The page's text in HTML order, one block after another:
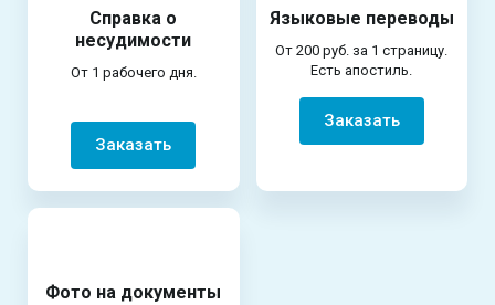
Справка о
несудимости
От 1 рабочего дня.
Заказать
Языковые переводы
От 200 руб. за 1 страницу.
Есть апостиль.
Заказать
Фото на документы